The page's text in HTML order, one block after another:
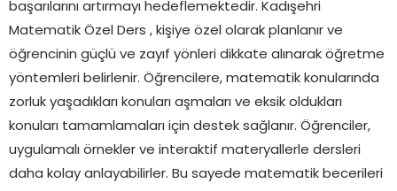
başarılarını artırmayı hedeflemektedir. Kadışehri
Matematik Özel Ders , kişiye özel olarak planlanır ve
öğrencinin güçlü ve zayıf yönleri dikkate alınarak öğretme
yöntemleri belirlenir. Öğrencilere, matematik konularında
zorluk yaşadıkları konuları aşmaları ve eksik oldukları
konuları tamamlamaları için destek sağlanır. Öğrenciler,
uygulamalı örnekler ve interaktif materyallerle dersleri
daha kolay anlayabilirler. Bu sayede matematik becerileri